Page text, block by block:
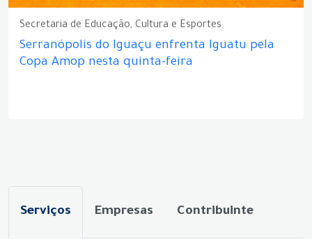
Secretaria de Educação, Cultura e Esportes
Serranópolis do Iguaçu enfrenta Iguatu pela
Copa Amop nesta quinta-feira
Serviços Empresas Contribuinte